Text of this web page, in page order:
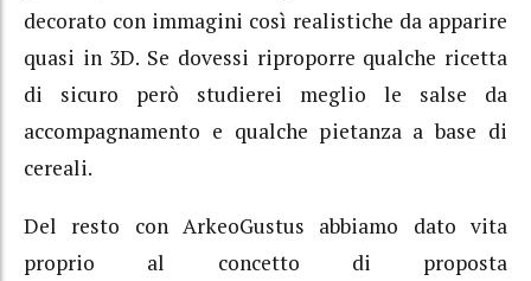
decorato con immagini così realistiche da apparire
quasi in 3D. Se dovessi riproporre qualche ricetta
di sicuro però studierei meglio le salse da
accompagnamento e qualche pietanza a base di
cereali.
Del resto con ArkeoGustus abbiamo dato vita
proprio al concetto di proposta